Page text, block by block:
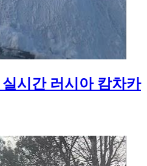
시간 러시아 캄차카